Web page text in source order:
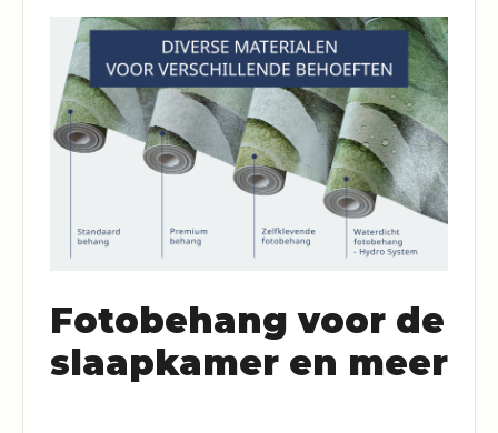
Fotobehang voor de
slaapkamer en meer